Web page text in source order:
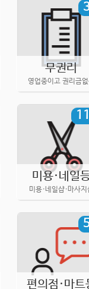
무권리
영업중이고 권리금
미용·네일
미용·네일샵·마사지
편의점·마트